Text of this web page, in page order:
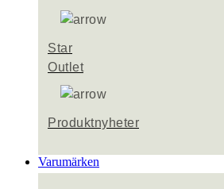
Star
Outlet
Produktnyheter
Varumärken